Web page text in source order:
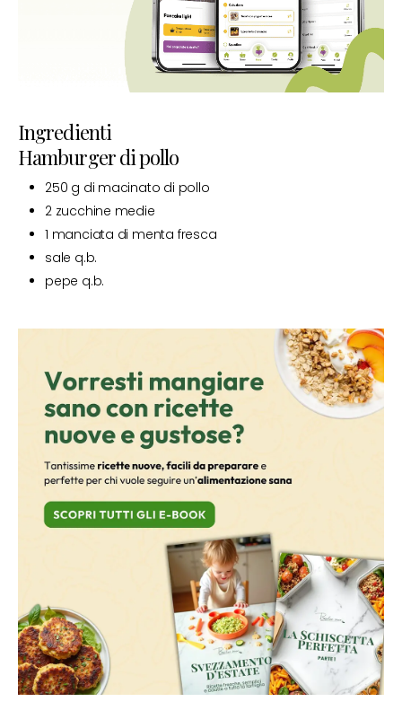
Ingredienti
Hamburger di pollo
250 g di macinato di pollo
2 zucchine medie
1 manciata di menta fresca
sale q.b.
pepe q.b.